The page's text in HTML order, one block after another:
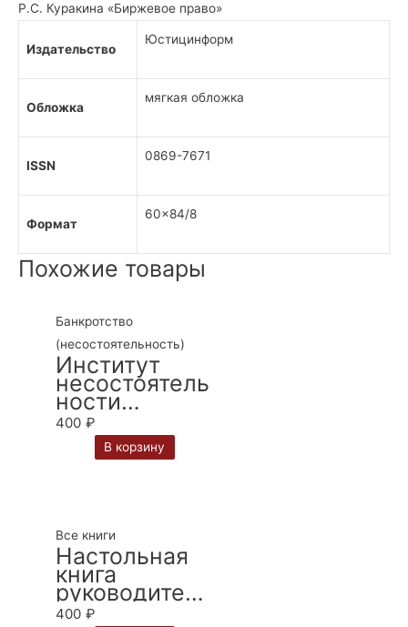
Р.С. Куракина «Биржевое право»
Издательство
Юстицинформ
Обложка
мягкая обложка
ISSN
0869-7671
Формат
60×84/8
Похожие товары
Банкротство
(несостоятельность)
Институт
несостоятель
ности
(банкротства)
в таблицах и
схемах:
отв. ред. С.А.
Карелина. —
2-е изд.
400 ₽
В корзину
Все книги
Настольная
книга
руководителя
организации:
400 ₽